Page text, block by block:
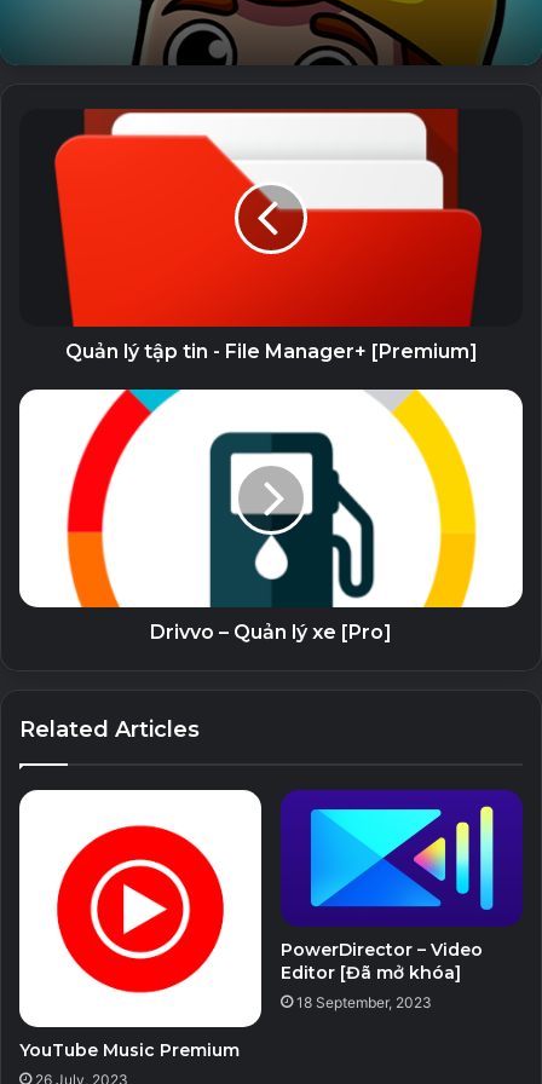
26 July, 2023
100 bài học giúp bạn nhanh chóng học được và sử dụng
một ngoại ngữ trong nhiều tình huống khác nhau (ví dụ
như trong một khách sạn hoặc nhà hàng, đi du lịch, đàm
thoại ngắn, làm quen, mua sắm, tại phòng khám, tại ngân
hàng, v.v). Bạn có thể tải các tập tin âm thanh
www.50languages.com
về trình phát mp3 của bạn và
nghe ở bất cứ nơi đâu – tại trạm xe buýt hay trạm xe lửa,
trong xe hơi và trong giờ ăn trưa! Để tận dụng tốt nhất
50languages, hãy học một bài một ngày và thường xuyên
lặp lại những gì mà bạn đã học được trong các bài học
Download v14.0 build 800
Quản lý tập tin - File Manager+ [Premium]
Drivvo – Quản lý xe [Pro]
Related Articles
YouTube Music Premium
26 July, 2023
PowerDirector – Video
Editor [Đã mở khóa]
18 September, 2023